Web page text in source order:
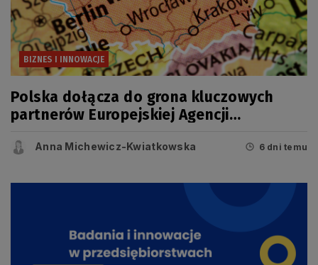
BIZNES I INNOWACJE
Polska dołącza do grona kluczowych
partnerów Europejskiej Agencji
Anna Michewicz-Kwiatkowska 6 dni temu